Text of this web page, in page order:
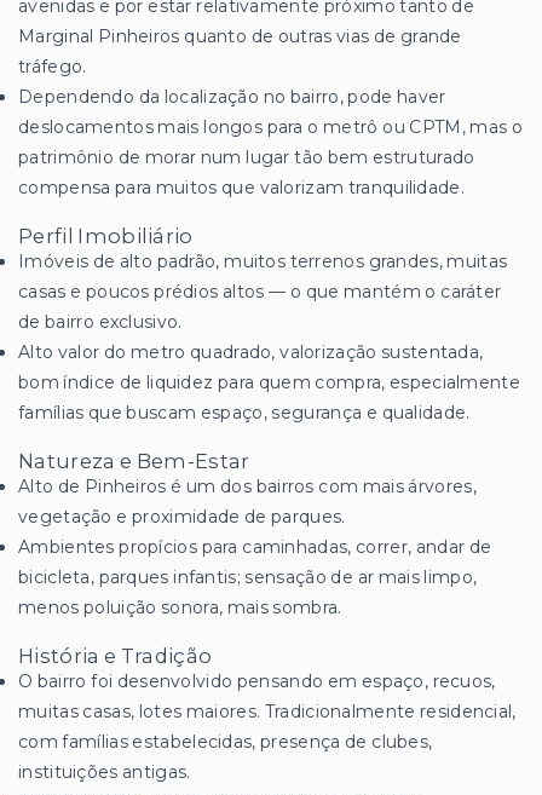
avenidas e por estar relativamente próximo tanto de
Marginal Pinheiros quanto de outras vias de grande
tráfego.
Dependendo da localização no bairro, pode haver
deslocamentos mais longos para o metrô ou CPTM, mas o
patrimônio de morar num lugar tão bem estruturado
compensa para muitos que valorizam tranquilidade.
Perfil Imobiliário
Imóveis de alto padrão, muitos terrenos grandes, muitas
casas e poucos prédios altos — o que mantém o caráter
de bairro exclusivo.
Alto valor do metro quadrado, valorização sustentada,
bom índice de liquidez para quem compra, especialmente
famílias que buscam espaço, segurança e qualidade.
Natureza e Bem-Estar
Alto de Pinheiros é um dos bairros com mais árvores,
vegetação e proximidade de parques.
Ambientes propícios para caminhadas, correr, andar de
bicicleta, parques infantis; sensação de ar mais limpo,
menos poluição sonora, mais sombra.
História e Tradição
O bairro foi desenvolvido pensando em espaço, recuos,
muitas casas, lotes maiores. Tradicionalmente residencial,
com famílias estabelecidas, presença de clubes,
instituições antigas.